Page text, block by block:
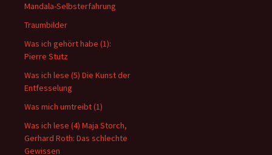
Mandala-Selbsterfahrung
Traumbilder
Was ich gehört habe (1):
Pierre Stutz
Was ich lese (5) Die Kunst der
Entfesselung
Was mich umtreibt (1)
Was ich lese (4) Maja Storch,
Gerhard Roth: Das schlechte
Gewissen